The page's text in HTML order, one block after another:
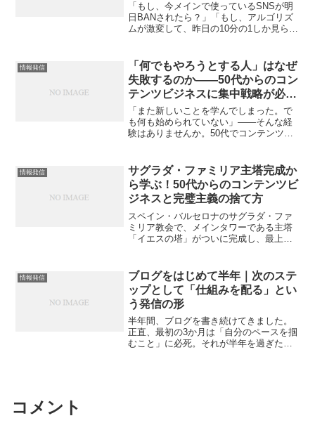
「もし、今メインで使っているSNSが明
日BANされたら？」「もし、アルゴリズ
ムが激変して、昨日の10分の1しか見られ
とした恐怖」に冷や汗をかいたことがあ
るはずです。特定...
情報発信
「何でもやろうとする人」はなぜ
失敗するのか——50代からのコン
テンツビジネスに集中戦略が必要
な理由
「また新しいことを学んでしまった。で
も何も始められていない」——そんな経
験はありませんか。50代でコンテンツビ
用、お金の勉強、情報発信、習慣、コン
テンツビジネス……ど...
情報発信
サグラダ・ファミリア主塔完成か
ら学ぶ！50代からのコンテンツビ
ジネスと完璧主義の捨て方
スペイン・バルセロナのサグラダ・ファ
ミリア教会で、メインタワーである主塔
「イエスの塔」がついに完成し、最上部
念ミサの中で、ローマ教皇レオ14世が残
したある言葉が深く...
情報発信
ブログをはじめて半年｜次のステ
ップとして「仕組みを配る」とい
う発信の形
半年間、ブログを書き続けてきました。
正直、最初の3か月は「自分のペースを掴
むこと」に必死。それが半年を過ぎたあ
コメント